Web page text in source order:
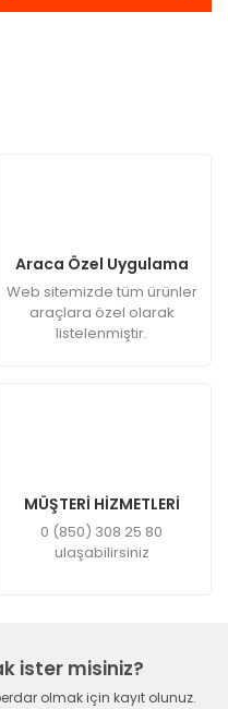
Araca Özel Uygulama
Web sitemizde tüm ürünler
araçlara özel olarak
listelenmiştir.
MÜŞTERİ HİZMETLERİ
0 (850) 308 25 80
ulaşabilirsiniz
ister misiniz?
olmak için kayıt olunuz.